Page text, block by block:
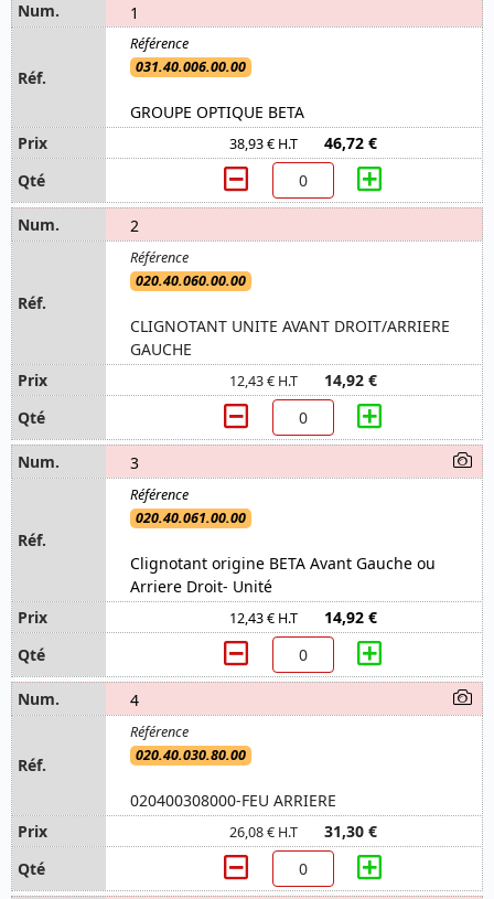
1
031.40.006.00.00
GROUPE OPTIQUE BETA
38,93 € H.T 46,72 €
2
020.40.060.00.00
CLIGNOTANT UNITE AVANT DROIT/ARRIERE
GAUCHE
12,43 € H.T 14,92 €
3
020.40.061.00.00
Clignotant origine BETA Avant Gauche ou
Arriere Droit- Unité
12,43 € H.T 14,92 €
4
020.40.030.80.00
020400308000-FEU ARRIERE
26,08 € H.T 31,30 €